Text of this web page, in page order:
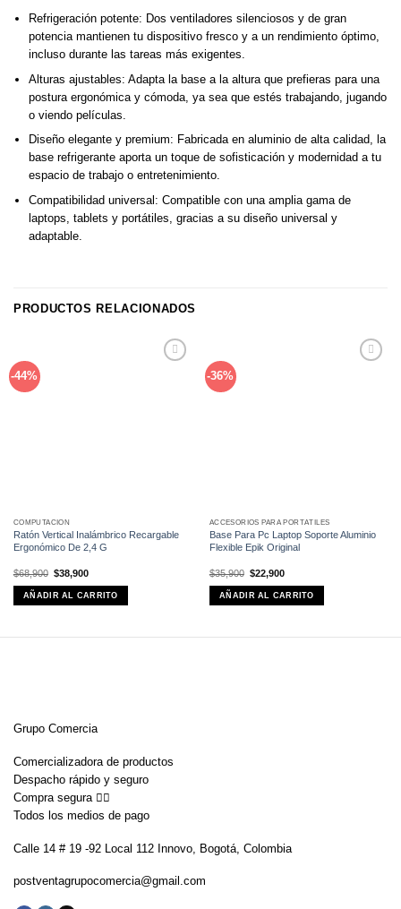
Refrigeración potente: Dos ventiladores silenciosos y de gran
potencia mantienen tu dispositivo fresco y a un rendimiento óptimo,
incluso durante las tareas más exigentes.
Alturas ajustables: Adapta la base a la altura que prefieras para una
postura ergonómica y cómoda, ya sea que estés trabajando, jugando
o viendo películas.
Diseño elegante y premium: Fabricada en aluminio de alta calidad, la
base refrigerante aporta un toque de sofisticación y modernidad a tu
espacio de trabajo o entretenimiento.
Compatibilidad universal: Compatible con una amplia gama de
laptops, tablets y portátiles, gracias a su diseño universal y
adaptable.
PRODUCTOS RELACIONADOS
-44%
COMPUTACIÓN
Ratón Vertical Inalámbrico Recargable
Ergonómico De 2,4 G
$68,900 El
precio
original
era:
$68,900.
$38,900El
actual
es:
$38,900.
AÑADIR AL CARRITO
-36%
ACCESORIOS PARA PORTÁTILES
Base Para Pc Laptop Soporte Aluminio
Flexible Epik Original
$35,900 El
precio
original
era:
$35,900.
$22,900El
actual
es:
$22,900.
AÑADIR AL CARRITO
Grupo Comercia
Comercializadora de productos
Despacho rápido y seguro
Compra segura 👇🏼
Todos los medios de pago
Calle 14 # 19 -92 Local 112 Innovo, Bogotá, Colombia
postventagrupocomercia@gmail.com